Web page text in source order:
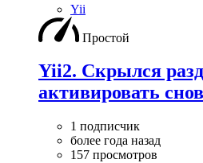
Yii
Простой
Yii2. Скрылся
активировать
1 подписчик
более года назад
157 просмотров